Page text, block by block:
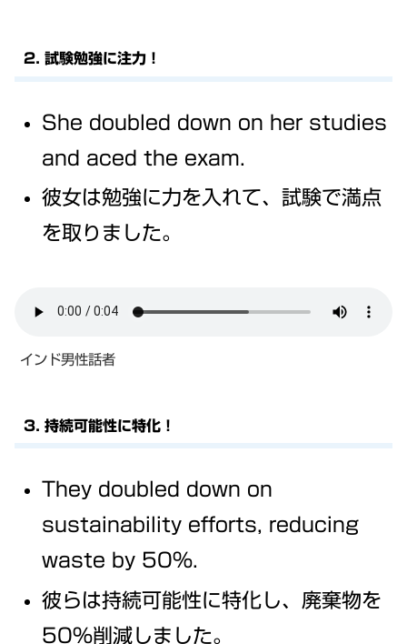
2. 試験勉強に注力！
She doubled down on her studies
and aced the exam.
彼女は勉強に力を入れて、試験で満点
を取りました。
インド男性話者
3. 持続可能性に特化！
They doubled down on
sustainability efforts, reducing
waste by 50%.
彼らは持続可能性に特化し、廃棄物を
50%削減しました。